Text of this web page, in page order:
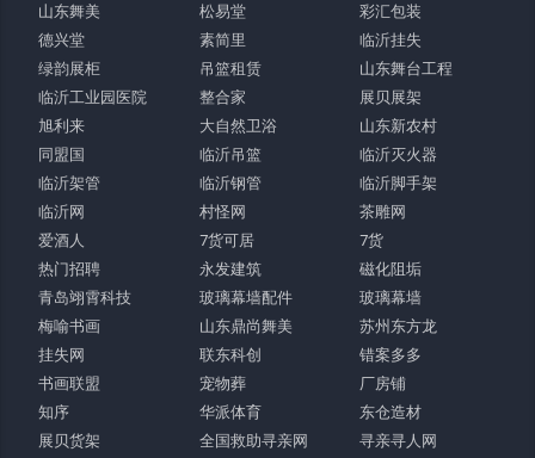
山东舞美
松易堂
彩汇包装
德兴堂
素简里
临沂挂失
绿韵展柜
吊篮租赁
山东舞台工程
临沂工业园医院
整合家
展贝展架
旭利来
大自然卫浴
山东新农村
同盟国
临沂吊篮
临沂灭火器
临沂架管
临沂钢管
临沂脚手架
临沂网
村怪网
茶雕网
爱酒人
7货可居
7货
热门招聘
永发建筑
磁化阻垢
青岛翊霄科技
玻璃幕墙配件
玻璃幕墙
梅喻书画
山东鼎尚舞美
苏州东方龙
挂失网
联东科创
错案多多
书画联盟
宠物葬
厂房铺
知序
华派体育
东仓造材
展贝货架
全国救助寻亲网
寻亲寻人网